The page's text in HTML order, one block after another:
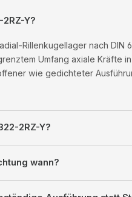
Y?
Rillenkugellager nach DIN
Umfang axiale Kräfte
wie gedichteter
2RZ-Y?
wann?